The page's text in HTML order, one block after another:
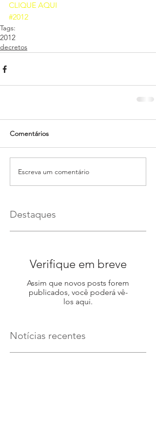
CLIQUE AQUI
#2012
Tags:
2012
decretos
Comentários
Escreva um comentário
Destaques
Verifique em breve
Assim que novos posts forem
publicados, você poderá vê-
los aqui.
Notícias recentes